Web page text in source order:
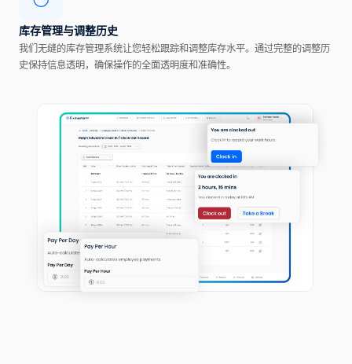
库存管理与调整历史
我们无缝的库存管理系统让您轻松跟踪和调整库存水平。通过完整的调整历
史保持信息透明，确保操作的全面透明度和准确性。